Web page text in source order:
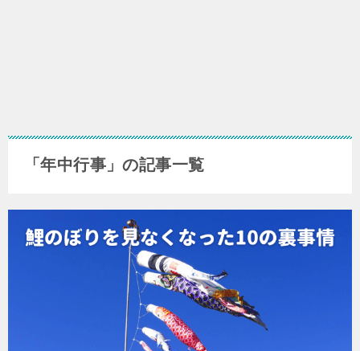
「年中行事」の記事一覧